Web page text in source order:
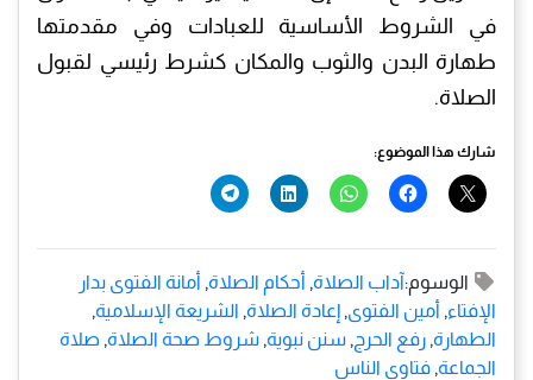
في الشروط الأساسية للعبادات وفي مقدمتها
طهارة البدن والثوب والمكان كشرط رئيسي لقبول
الصلاة.
شارك هذا الموضوع:
الوسوم:آداب الصلاة, أحكام الصلاة, أمانة الفتوى بدار
الإفتاء, أمين الفتوى, إعادة الصلاة, الشريعة الإسلامية,
الطهارة, رفع الحرج , سنن نبوية, شروط صحة الصلاة, صلاة
الجماعة, فتاوى الناس